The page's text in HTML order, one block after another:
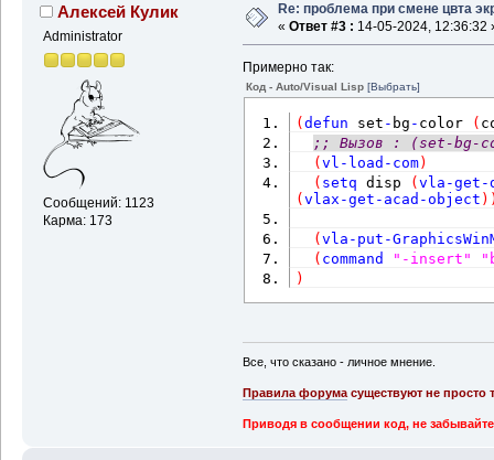
Алексей Кулик
Administrator
Сообщений: 1123
Карма: 173
Re: проблема при смене цвта
« Ответ #3 : 14-05-2024, 12:36:32
Примерно так:
Код - Auto/Visual Lisp [Выбрать]
(defun set - bg - color (
;; Вызов : (set-bg-
(vl-load-com)
( setq disp (vla-get-
(vlax-get-acad-object )
(vla-put-
( command "-insert"
)
Все, что сказано - личное мнение.
Правила форумасуществуют не просто
Приводя в сообщении код, не